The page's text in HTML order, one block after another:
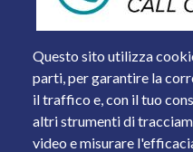
Questo sito utilizza
parti, per garantire la
il traffico e, con il tuo
altri strumenti di
video e misurare